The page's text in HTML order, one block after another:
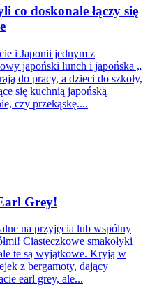
co doskonale łączy się
i Japonii jednym z
japoński lunch i japońska „
do pracy, a dzieci do szkoły,
się kuchnią japońską
czy przekąskę....
Grey!
na przyjęcia lub wspólny
Ciasteczkowe smakołyki
te są wyjątkowe. Kryją w
z bergamoty, dający
earl grey, ale...